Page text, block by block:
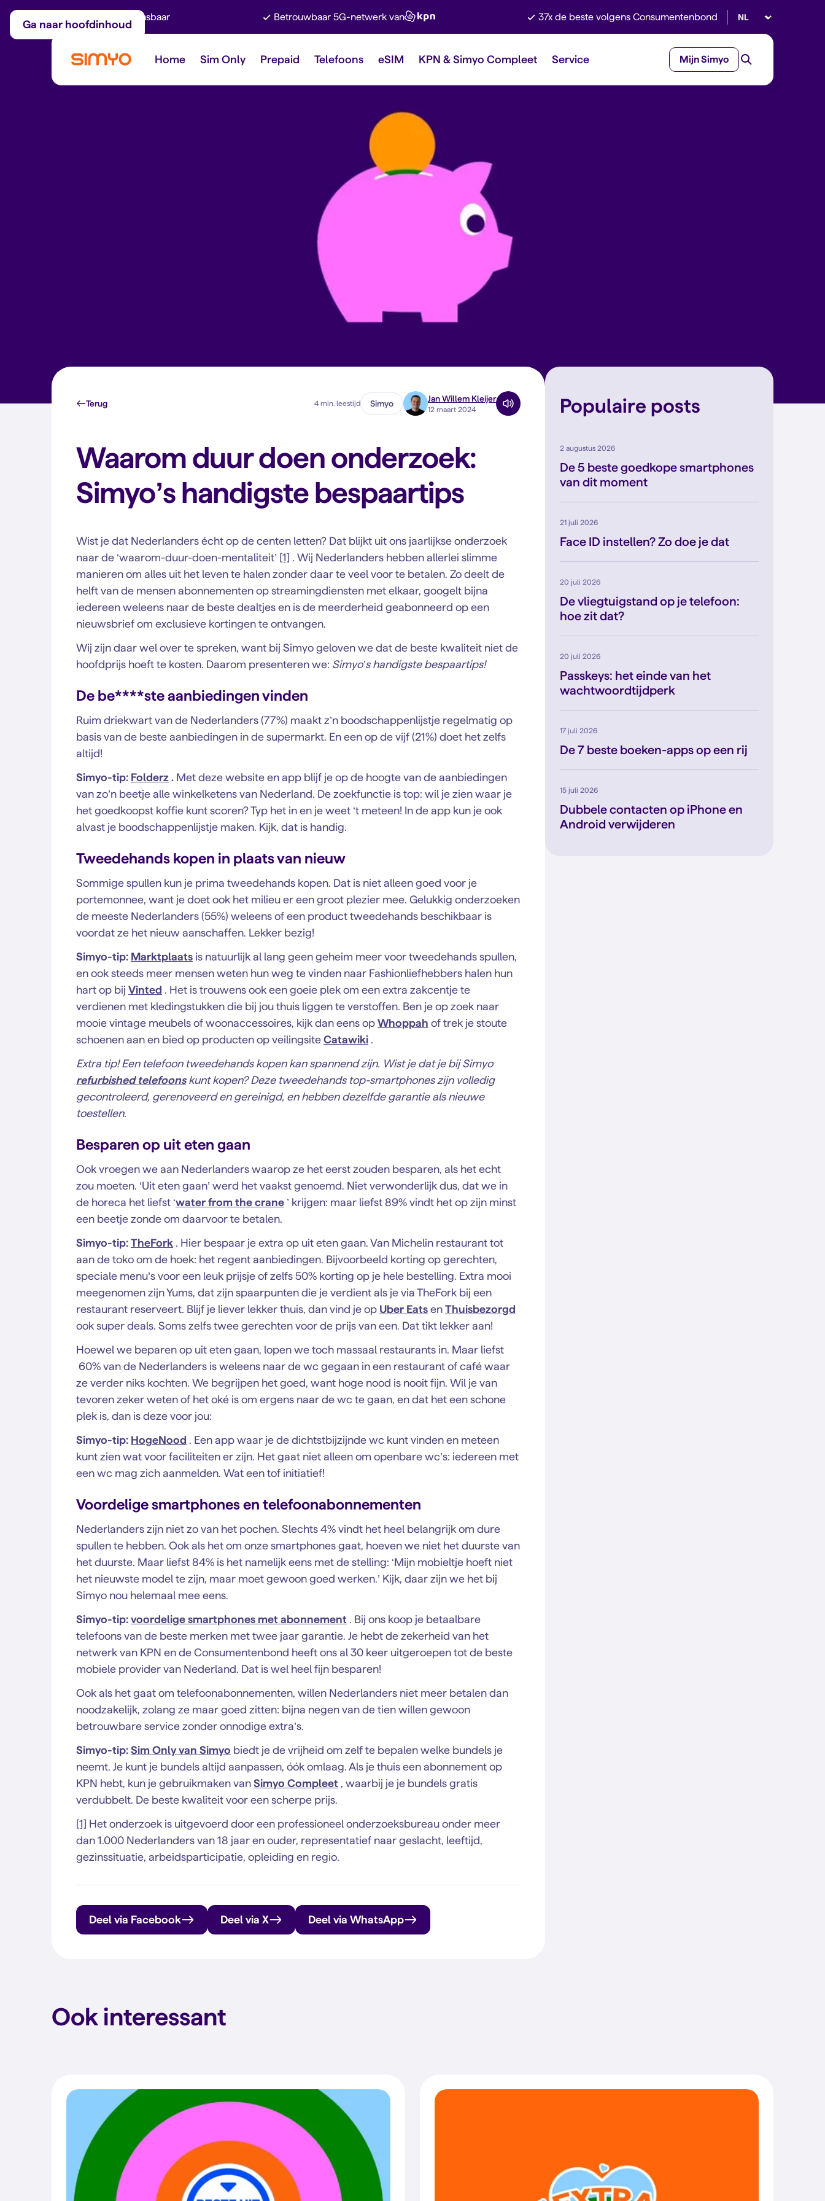
Ga naar hoofdinhoud
Maandelijks aanpasbaar Betrouwbaar 5G-netwerk van 37x de beste volgens Consumentenbond Selecteer taal
Home Sim Only Prepaid Telefoons eSIM KPN & Simyo Compleet Service Mijn Simyo
Terug 4 min. leestijd Simyo Jan Willem Kleijer
12 maart 2024
Waarom duur doen onderzoek:
Simyo’s handigste bespaartips
Wist je dat Nederlanders écht op de centen letten? Dat blijkt uit ons jaarlijkse onderzoek
naar de ‘waarom-duur-doen-mentaliteit’ [1] . Wij Nederlanders hebben allerlei slimme
manieren om alles uit het leven te halen zonder daar te veel voor te betalen. Zo deelt de
helft van de mensen abonnementen op streamingdiensten met elkaar, googelt bijna
iedereen weleens naar de beste dealtjes en is de meerderheid geabonneerd op een
nieuwsbrief om exclusieve kortingen te ontvangen.
Wij zijn daar wel over te spreken, want bij Simyo geloven we dat de beste kwaliteit niet de
hoofdprijs hoeft te kosten. Daarom presenteren we: Simyo’s handigste bespaartips!
De be****ste aanbiedingen vinden
Ruim driekwart van de Nederlanders (77%) maakt z’n boodschappenlijstje regelmatig op
basis van de beste aanbiedingen in de supermarkt. En een op de vijf (21%) doet het zelfs
altijd!
Simyo-tip: Folderz . Met deze website en app blijf je op de hoogte van de aanbiedingen
van zo’n beetje alle winkelketens van Nederland. De zoekfunctie is top: wil je zien waar je
het goedkoopst koffie kunt scoren? Typ het in en je weet ‘t meteen! In de app kun je ook
alvast je boodschappenlijstje maken. Kijk, dat is handig.
Tweedehands kopen in plaats van nieuw
Sommige spullen kun je prima tweedehands kopen. Dat is niet alleen goed voor je
portemonnee, want je doet ook het milieu er een groot plezier mee. Gelukkig onderzoeken
de meeste Nederlanders (55%) weleens of een product tweedehands beschikbaar is
voordat ze het nieuw aanschaffen. Lekker bezig!
Simyo-tip: Marktplaats is natuurlijk al lang geen geheim meer voor tweedehands spullen,
en ook steeds meer mensen weten hun weg te vinden naar Fashionliefhebbers halen hun
hart op bij Vinted . Het is trouwens ook een goeie plek om een extra zakcentje te
verdienen met kledingstukken die bij jou thuis liggen te verstoffen. Ben je op zoek naar
mooie vintage meubels of woonaccessoires, kijk dan eens op Whoppah of trek je stoute
schoenen aan en bied op producten op veilingsite Catawiki .
Extra tip! Een telefoon tweedehands kopen kan spannend zijn. Wist je dat je bij Simyo
refurbished telefoons kunt kopen? Deze tweedehands top-smartphones zijn volledig
gecontroleerd, gerenoveerd en gereinigd, en hebben dezelfde garantie als nieuwe
toestellen.
Besparen op uit eten gaan
Ook vroegen we aan Nederlanders waarop ze het eerst zouden besparen, als het echt
zou moeten. ‘Uit eten gaan’ werd het vaakst genoemd. Niet verwonderlijk dus, dat we in
de horeca het liefst ‘water from the crane ’ krijgen: maar liefst 89% vindt het op zijn minst
een beetje zonde om daarvoor te betalen.
Simyo-tip: TheFork . Hier bespaar je extra op uit eten gaan. Van Michelin restaurant tot
aan de toko om de hoek: het regent aanbiedingen. Bijvoorbeeld korting op gerechten,
speciale menu’s voor een leuk prijsje of zelfs 50% korting op je hele bestelling. Extra mooi
meegenomen zijn Yums, dat zijn spaarpunten die je verdient als je via TheFork bij een
restaurant reserveert. Blijf je liever lekker thuis, dan vind je op Uber Eats en Thuisbezorgd
ook super deals. Soms zelfs twee gerechten voor de prijs van een. Dat tikt lekker aan!
Hoewel we beparen op uit eten gaan, lopen we toch massaal restaurants in. Maar liefst
60% van de Nederlanders is weleens naar de wc gegaan in een restaurant of café waar
ze verder niks kochten. We begrijpen het goed, want hoge nood is nooit fijn. Wil je van
tevoren zeker weten of het oké is om ergens naar de wc te gaan, en dat het een schone
plek is, dan is deze voor jou:
Simyo-tip: HogeNood . Een app waar je de dichtstbijzijnde wc kunt vinden en meteen
kunt zien wat voor faciliteiten er zijn. Het gaat niet alleen om openbare wc’s: iedereen met
een wc mag zich aanmelden. Wat een tof initiatief!
Voordelige smartphones en telefoonabonnementen
Nederlanders zijn niet zo van het pochen. Slechts 4% vindt het heel belangrijk om dure
spullen te hebben. Ook als het om onze smartphones gaat, hoeven we niet het duurste van
het duurste. Maar liefst 84% is het namelijk eens met de stelling: ‘Mijn mobieltje hoeft niet
het nieuwste model te zijn, maar moet gewoon goed werken.’ Kijk, daar zijn we het bij
Simyo nou helemaal mee eens.
Simyo-tip: voordelige smartphones met abonnement . Bij ons koop je betaalbare
telefoons van de beste merken met twee jaar garantie. Je hebt de zekerheid van het
netwerk van KPN en de Consumentenbond heeft ons al 30 keer uitgeroepen tot de beste
mobiele provider van Nederland. Dat is wel heel fijn besparen!
Ook als het gaat om telefoonabonnementen, willen Nederlanders niet meer betalen dan
noodzakelijk, zolang ze maar goed zitten: bijna negen van de tien willen gewoon
betrouwbare service zonder onnodige extra’s.
Simyo-tip: Sim Only van Simyo biedt je de vrijheid om zelf te bepalen welke bundels je
neemt. Je kunt je bundels altijd aanpassen, óók omlaag. Als je thuis een abonnement op
KPN hebt, kun je gebruikmaken van Simyo Compleet , waarbij je je bundels gratis
verdubbelt. De beste kwaliteit voor een scherpe prijs.
[1] Het onderzoek is uitgevoerd door een professioneel onderzoeksbureau onder meer
dan 1.000 Nederlanders van 18 jaar en ouder, representatief naar geslacht, leeftijd,
gezinssituatie, arbeidsparticipatie, opleiding en regio.
Deel via Facebook Deel via X Deel via WhatsApp
Populaire posts
2 augustus 2026
De 5 beste goedkope smartphones
van dit moment
21 juli 2026
Face ID instellen? Zo doe je dat
20 juli 2026
De vliegtuigstand op je telefoon:
hoe zit dat?
20 juli 2026
Passkeys: het einde van het
wachtwoordtijdperk
17 juli 2026
De 7 beste boeken-apps op een rij
15 juli 2026
Dubbele contacten op iPhone en
Android verwijderen
Ook interessant